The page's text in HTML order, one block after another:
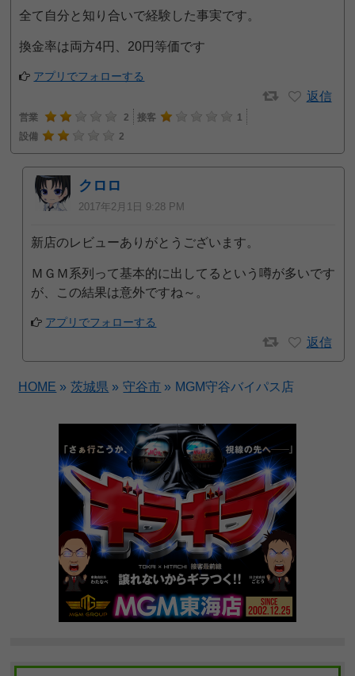
全て自分と知り合いで経験した事実です。
換金率は両方4円、20円等価です
アプリでフォローする
返信
営業 2 接客
1
設備
2
クロロ
2017年2月1日 9:28 PM
新店のレビューありがとうございます。
ＭＧＭ系列って基本的に出してるという噂が多いです
が、この結果は意外ですね～。
アプリでフォローする
返信
HOME » 茨城県 » 守谷市 » MGM守谷バイパス店